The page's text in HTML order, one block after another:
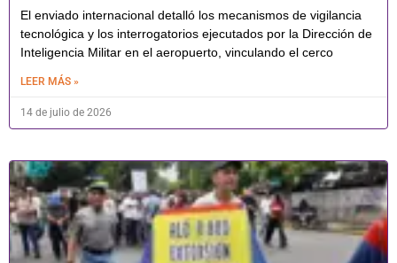
El enviado internacional detalló los mecanismos de vigilancia
tecnológica y los interrogatorios ejecutados por la Dirección de
Inteligencia Militar en el aeropuerto, vinculando el cerco
LEER MÁS »
14 de julio de 2026